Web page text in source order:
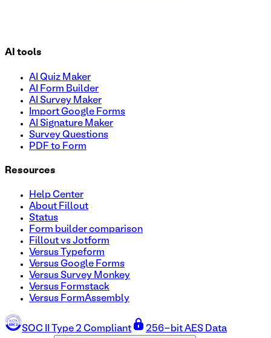
AI tools
AI Quiz Maker
AI Form Builder
AI Survey Maker
Import Google Forms
AI Signature Maker
Survey Questions
PDF to Form
Resources
Help Center
About Fillout
Status
Form builder comparison
Fillout vs Jotform
Versus Typeform
Versus Google Forms
Versus Survey Monkey
Versus Formstack
Versus FormAssembly
SOC II Type 2 Compliant 256-bit AES Data